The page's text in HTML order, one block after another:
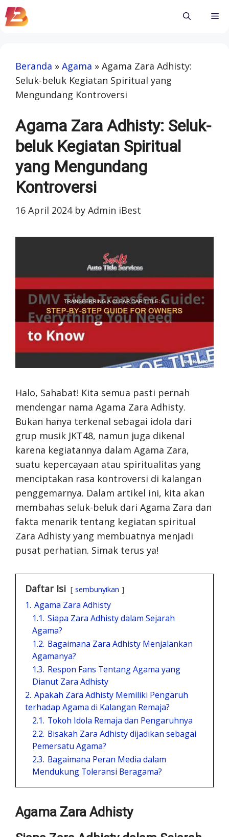
Skip
to
Beranda » Agama » Agama Zara Adhisty:
Seluk-beluk Kegiatan Spiritual yang
Mengundang Kontroversi
Agama Zara Adhisty: Seluk-
beluk Kegiatan Spiritual
yang Mengundang
Kontroversi
16 April 2024 by Admin iBest
Halo, Sahabat! Kita semua pasti pernah
mendengar nama Agama Zara Adhisty.
Bukan hanya terkenal sebagai idola dari
grup musik JKT48, namun juga dikenal
karena kegiatannya dalam Agama Zara,
suatu kepercayaan atau spiritualitas yang
menciptakan rasa kontroversi di kalangan
penggemarnya. Dalam artikel ini, kita akan
membahas seluk-beluk dari Agama Zara dan
fakta menarik tentang kegiatan spiritual
Zara Adhisty yang membuatnya menjadi
pusat perhatian. Simak terus ya!
Daftar Isi sembunyikan
1. Agama Zara Adhisty
1.1. Siapa Zara Adhisty dalam Sejarah
Agama?
1.2. Bagaimana Zara Adhisty Menjalankan
Agamanya?
1.3. Respon Fans Tentang Agama yang
Dianut Zara Adhisty
2. Apakah Zara Adhisty Memiliki Pengaruh
terhadap Agama di Kalangan Remaja?
2.1. Tokoh Idola Remaja dan Pengaruhnya
2.2. Bisakah Zara Adhisty dijadikan sebagai
Pemersatu Agama?
2.3. Bagaimana Peran Media dalam
Mendukung Toleransi Beragama?
Agama Zara Adhisty